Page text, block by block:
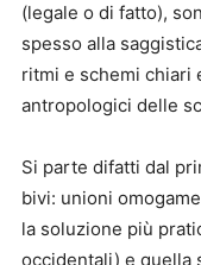
(legale o di fatto),
spesso alla
ritmi e schemi chiari
antropologici delle
Si parte difatti dal
bivi: unioni
la soluzione più
occidentali) e quella